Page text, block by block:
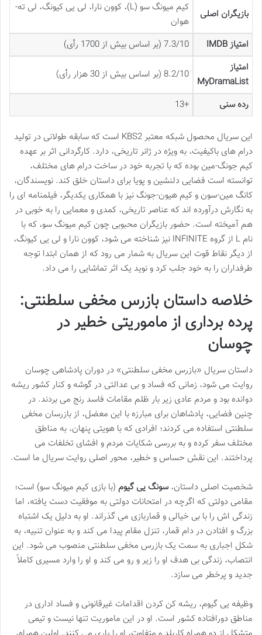
بازیگران اصلی
کیم میونگ سو (L)، کوون نارا، لی یی کیونگ، لی ته-
هوان
امتیاز IMDB
7.3/10 (بر اساس بیش از 1700 رأی)
امتیاز
MyDramaList
8.2/10 (بر اساس بیش از 30 هزار رأی)
رده سنی +13
این سریال محصول شبکه معتبر KBS2 است که سابقه طولانی در تولید
درام های باکیفیت، به ویژه در ژانر تاریخی، دارد. کارگردانی اثر بر عهده
کیم جونگ-مین بوده که با تجربه خود در ساخت درام های مختلف،
توانسته است فضایی دلنشین و پویا برای داستان خلق کند. نویسندگان،
کانگ مین-سون و کیم هیون-جونگ نیز با همکاری یکدیگر، فیلمنامه ای را
به نگارش درآورده اند که عناصر تاریخی، کمدی و معمایی را به خوبی در
هم آمیخته است. حضور بازیگران محبوبی چون کیم میونگ سو، که با
نام L از گروه INFINITE نیز شناخته می شود، کوون نارا و لی یی کیونگ،
از دیگر نقاط قوت این سریال به شمار می رود که از همان ابتدا توجه
طرفداران را به خود جلب کرد و نوید یک اثر تماشایی را می داد.
خلاصه داستان بازرس مخفی سلطنتی:
پرده برداری از ماموریتی خطیر در
چوسان
داستان سریال «بازرس مخفی سلطنتی» در دوران پادشاهی چوسان
روایت می شود، زمانی که فساد و بی عدالتی در گوشه و کنار کشور ریشه
دوانده بود و مردم عادی زیر بار ظلم مقامات فاسد رنج می بردند. در
چنین فضایی، پادشاهان برای مبارزه با این معضل، از بازرسان مخفی
سلطنتی استفاده می کردند؛ افرادی که با هویتی پنهان، به مناطق
مختلف سفر کرده و به بررسی شکایات مردم و افشای تخلفات می
پرداختند. این نقش حساس و خطیر، محور اصلی روایت سریال ما است.
شخصیت اصلی داستان،سونگ یی گیوم (با بازی کیم میونگ سو) است؛
مقامی دولتی که اگرچه در امتحانات دولتی به موفقیت دست یافته، اما
زندگی اش را با بی خیالی و قماربازی می گذراند. او به دلیل یک اشتباه
بزرگ و افتادن در دام قمار، تنزل مقام پیدا می کند و به عنوان تنبیه، به
شکل اجباری به سمت یک بازرس مخفی سلطنتی منصوب می شود. این
انتصاب، زندگی بی هدف او را زیر و رو می کند و او را وارد مسیری کاملاً
جدید و پرخطر می سازد.
وظیفه یی گیوم، ریشه کن کردن اقدامات غیرقانونی و فساد اداری در
مناطق دورافتاده کشور است. او در این ماموریت تنها نیست و تیمی